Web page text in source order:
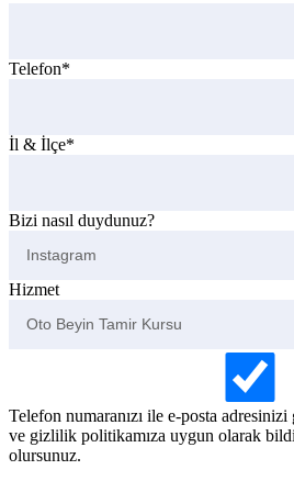
Telefon*
İl & İlçe*
Bizi nasıl duydunuz?
Hizmet
Telefon numaranızı ile e-posta adresinizi
ve gizlilik politikamıza uygun olarak
olursunuz.